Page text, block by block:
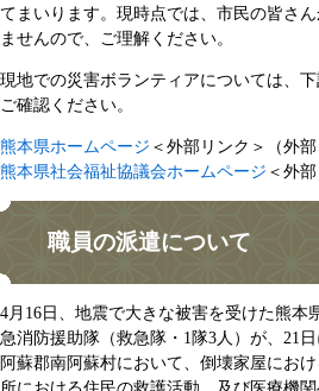
てまいります。現時点では、市民の皆さ
ませんので、ご理解ください。
現地での災害ボランティアについては、
ご確認ください。
熊本県ホームページ ＜外部リンク＞
（外
熊本県社会福祉協議会ホームページ ＜外
職員の派遣について
4月16日、地震で大きな被害を受けた熊本
急消防援助隊（救急隊・1隊3人）が、21日
阿蘇郡南阿蘇村において、倒壊家屋にお